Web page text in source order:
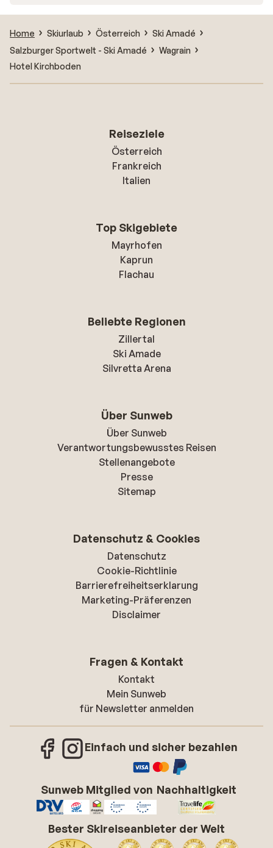
Home Skiurlaub Österreich
Ski Amadé
Salzburger Sportwelt - Ski Amadé
Wagrain
Hotel Kirchboden
Reiseziele
Österreich
Frankreich
Italien
Top Skigebiete
Mayrhofen
Kaprun
Flachau
Beliebte Regionen
Zillertal
Ski Amade
Silvretta Arena
Über Sunweb
Über Sunweb
Verantwortungsbewusstes Reisen
Stellenangebote
Presse
Sitemap
Datenschutz & Cookies
Datenschutz
Cookie-Richtlinie
Barrierefreiheitserklarung
Marketing-Präferenzen
Disclaimer
Fragen & Kontakt
Kontakt
Mein Sunweb
für Newsletter anmelden
Einfach und sicher bezahlen
Sunweb Mitglied von Nachhaltigkeit
Bester Skireiseanbieter der Welt